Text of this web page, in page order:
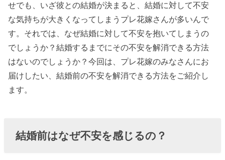
の？
» 結婚前
の不安
①お金
» 結婚前
の不安
» 結婚前
せでも、いざ彼との結婚が決まると、結婚に対して不安
な気持ちが大きくなってしまうプレ花嫁さんが多いんで
す。それでは、なぜ結婚に対して不安を抱いてしまうの
でしょうか？結婚するまでにその不安を解消できる方法
はないのでしょうか？今回は、プレ花嫁のみなさんにお
届けしたい、結婚前の不安を解消できる方法をご紹介し
ます。
結婚前はなぜ不安を感じるの？